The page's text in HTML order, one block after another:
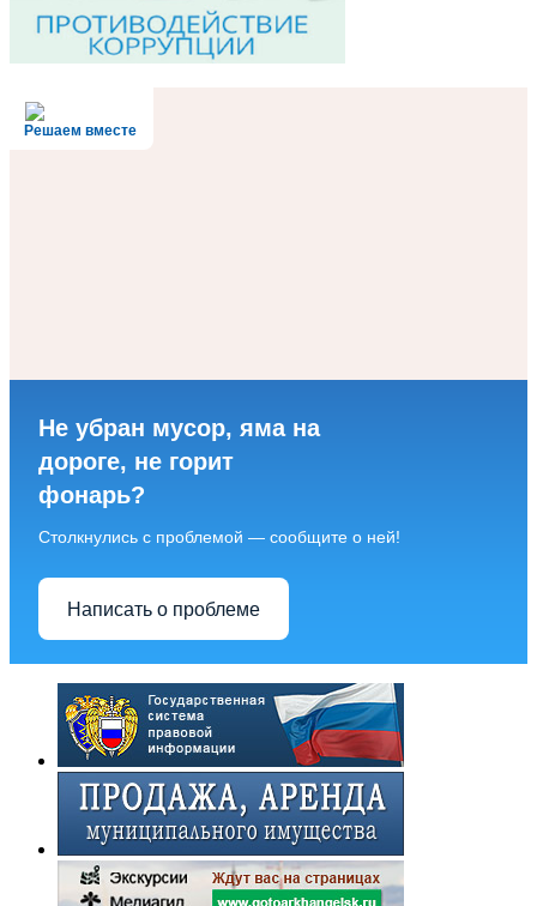
Решаем вместе
Не убран мусор, яма на
дороге, не горит
фонарь?
Столкнулись с проблемой — сообщите о ней!
Написать о проблеме